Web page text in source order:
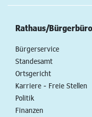
Rathaus/Bürgerbüro
Bürgerservice
Standesamt
Ortsgericht
Karriere - Freie Stellen
Politik
Finanzen